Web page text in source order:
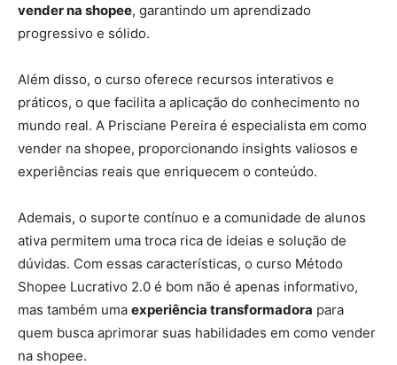
vender na shopee, garantindo um aprendizado
progressivo e sólido.
Além disso, o curso oferece recursos interativos e
práticos, o que facilita a aplicação do conhecimento no
mundo real. A Prisciane Pereira é especialista em como
vender na shopee, proporcionando insights valiosos e
experiências reais que enriquecem o conteúdo.
Ademais, o suporte contínuo e a comunidade de alunos
ativa permitem uma troca rica de ideias e solução de
dúvidas. Com essas características, o curso Método
Shopee Lucrativo 2.0 é bom não é apenas informativo,
mas também uma experiência transformadora para
quem busca aprimorar suas habilidades em como vender
na shopee.